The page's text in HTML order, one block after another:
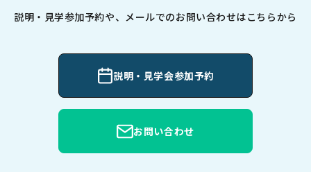
説明・見学参加予約や、メールでのお問い合わせはこちらから
説明・見学会参加予約
お問い合わせ